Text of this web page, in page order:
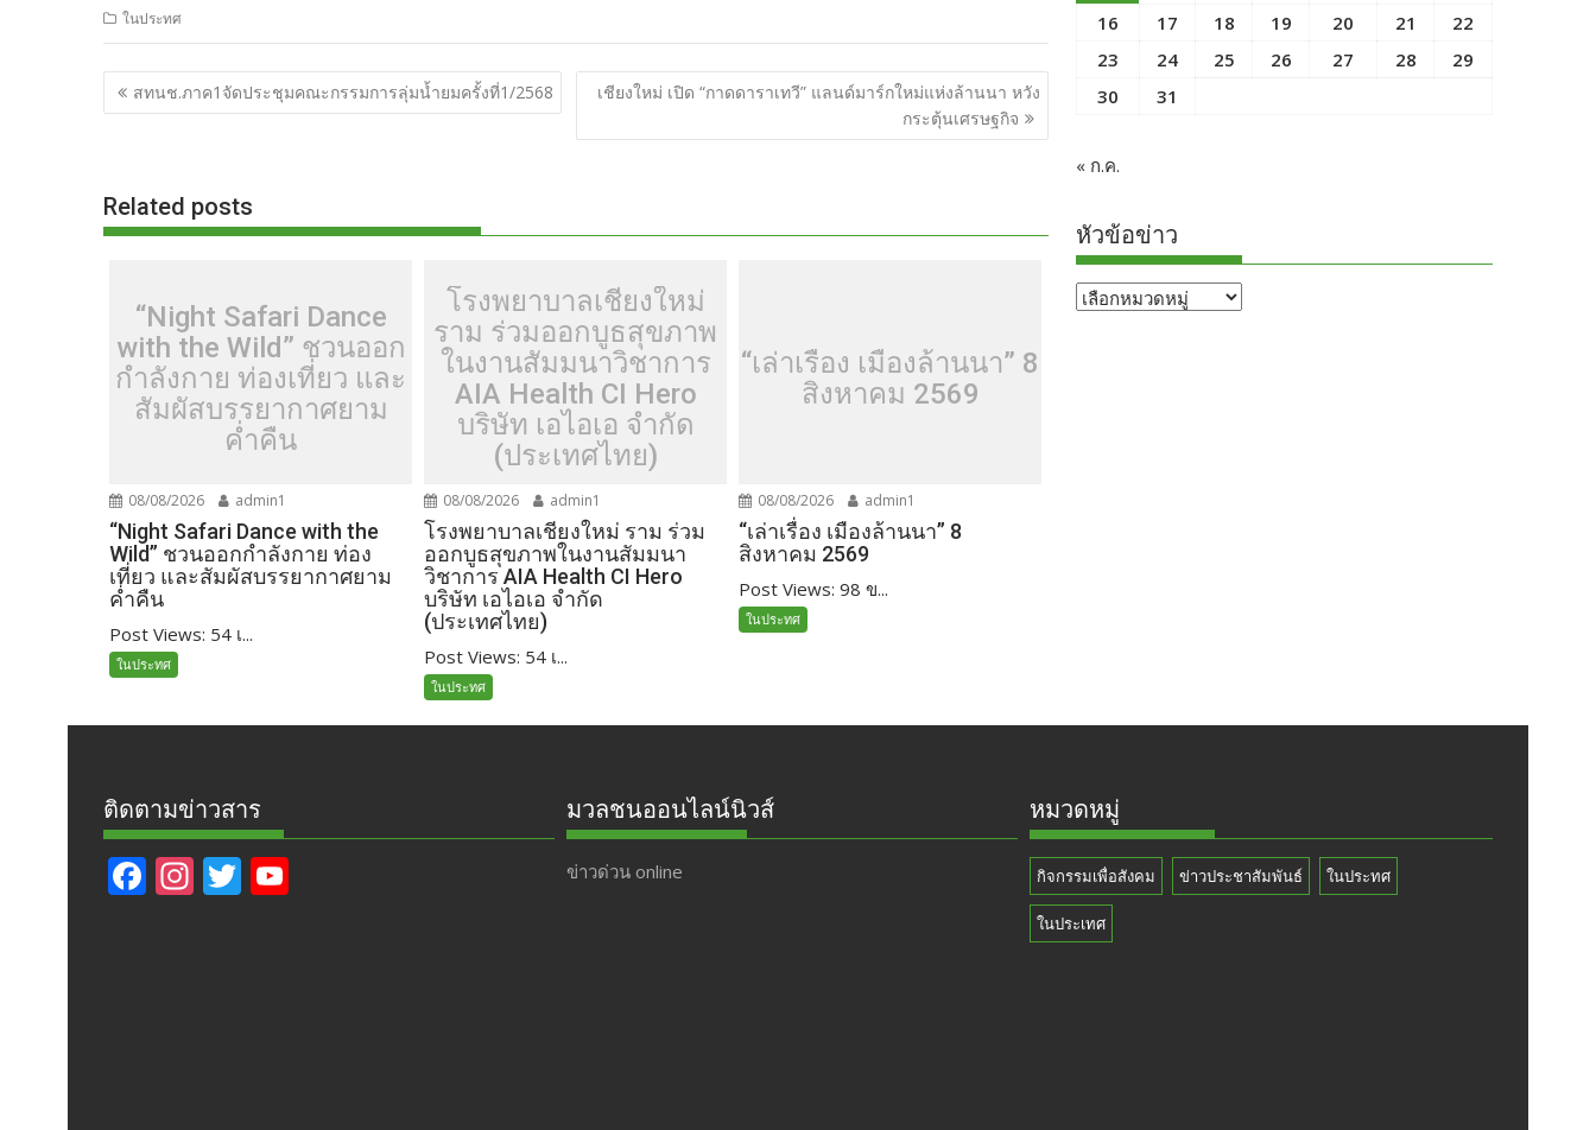
e
b
o
k
itt
er
d
di
t
e g
g
er
m
bl
r
er
e
st
p
y
Li
ar
e
ในประทศ
แนะแนว
เรื่อง
สทนช.ภาค1จัดประชุมคณะกรรมการลุ่มน้ำยมครั้งที่1/2568
เชียงใหม่ เปิด “กาดดาราเทวี” แลนด์มาร์กใหม่แห่งล้านนา หวัง
กระตุ้นเศรษฐกิจ
Related posts
“Night Safari Dance
with the Wild” ชวนออก
กำลังกาย ท่องเที่ยว และ
สัมผัสบรรยากาศยาม
ค่ำคืน
08/08/2026 admin1
“Night Safari Dance with the
Wild” ชวนออกกำลังกาย ท่อง
เที่ยว และสัมผัสบรรยากาศยาม
ค่ำคืน
Post Views: 54 เ...
ในประทศ
โรงพยาบาลเชียงใหม่
ราม ร่วมออกบูธสุขภาพ
ในงานสัมมนาวิชาการ
AIA Health CI Hero
บริษัท เอไอเอ จำกัด
(ประเทศไทย)
08/08/2026 admin1
โรงพยาบาลเชียงใหม่ ราม ร่วม
ออกบูธสุขภาพในงานสัมมนา
วิชาการ AIA Health CI Hero
บริษัท เอไอเอ จำกัด
(ประเทศไทย)
Post Views: 54 เ...
ในประทศ
“เล่าเรื่อง เมืองล้านนา” 8
สิงหาคม 2569
08/08/2026 admin1
“เล่าเรื่อง เมืองล้านนา” 8
สิงหาคม 2569
Post Views: 98 ข...
ในประทศ
16
17 18 19 20 21
22
23
24 25 26 27 28
29
30
31
« ก.ค.
หัวข้อข่าว
หัวข้อ
ติดตามข่าวสาร
F In T
มวลชนออนไลน์นิวส์
ข่าวด่วน online
หมวดหมู่
กิจกรรมเพื่อสังคม ข่าวประชาสัมพันธ์ ในประทศ
ในประเทศ